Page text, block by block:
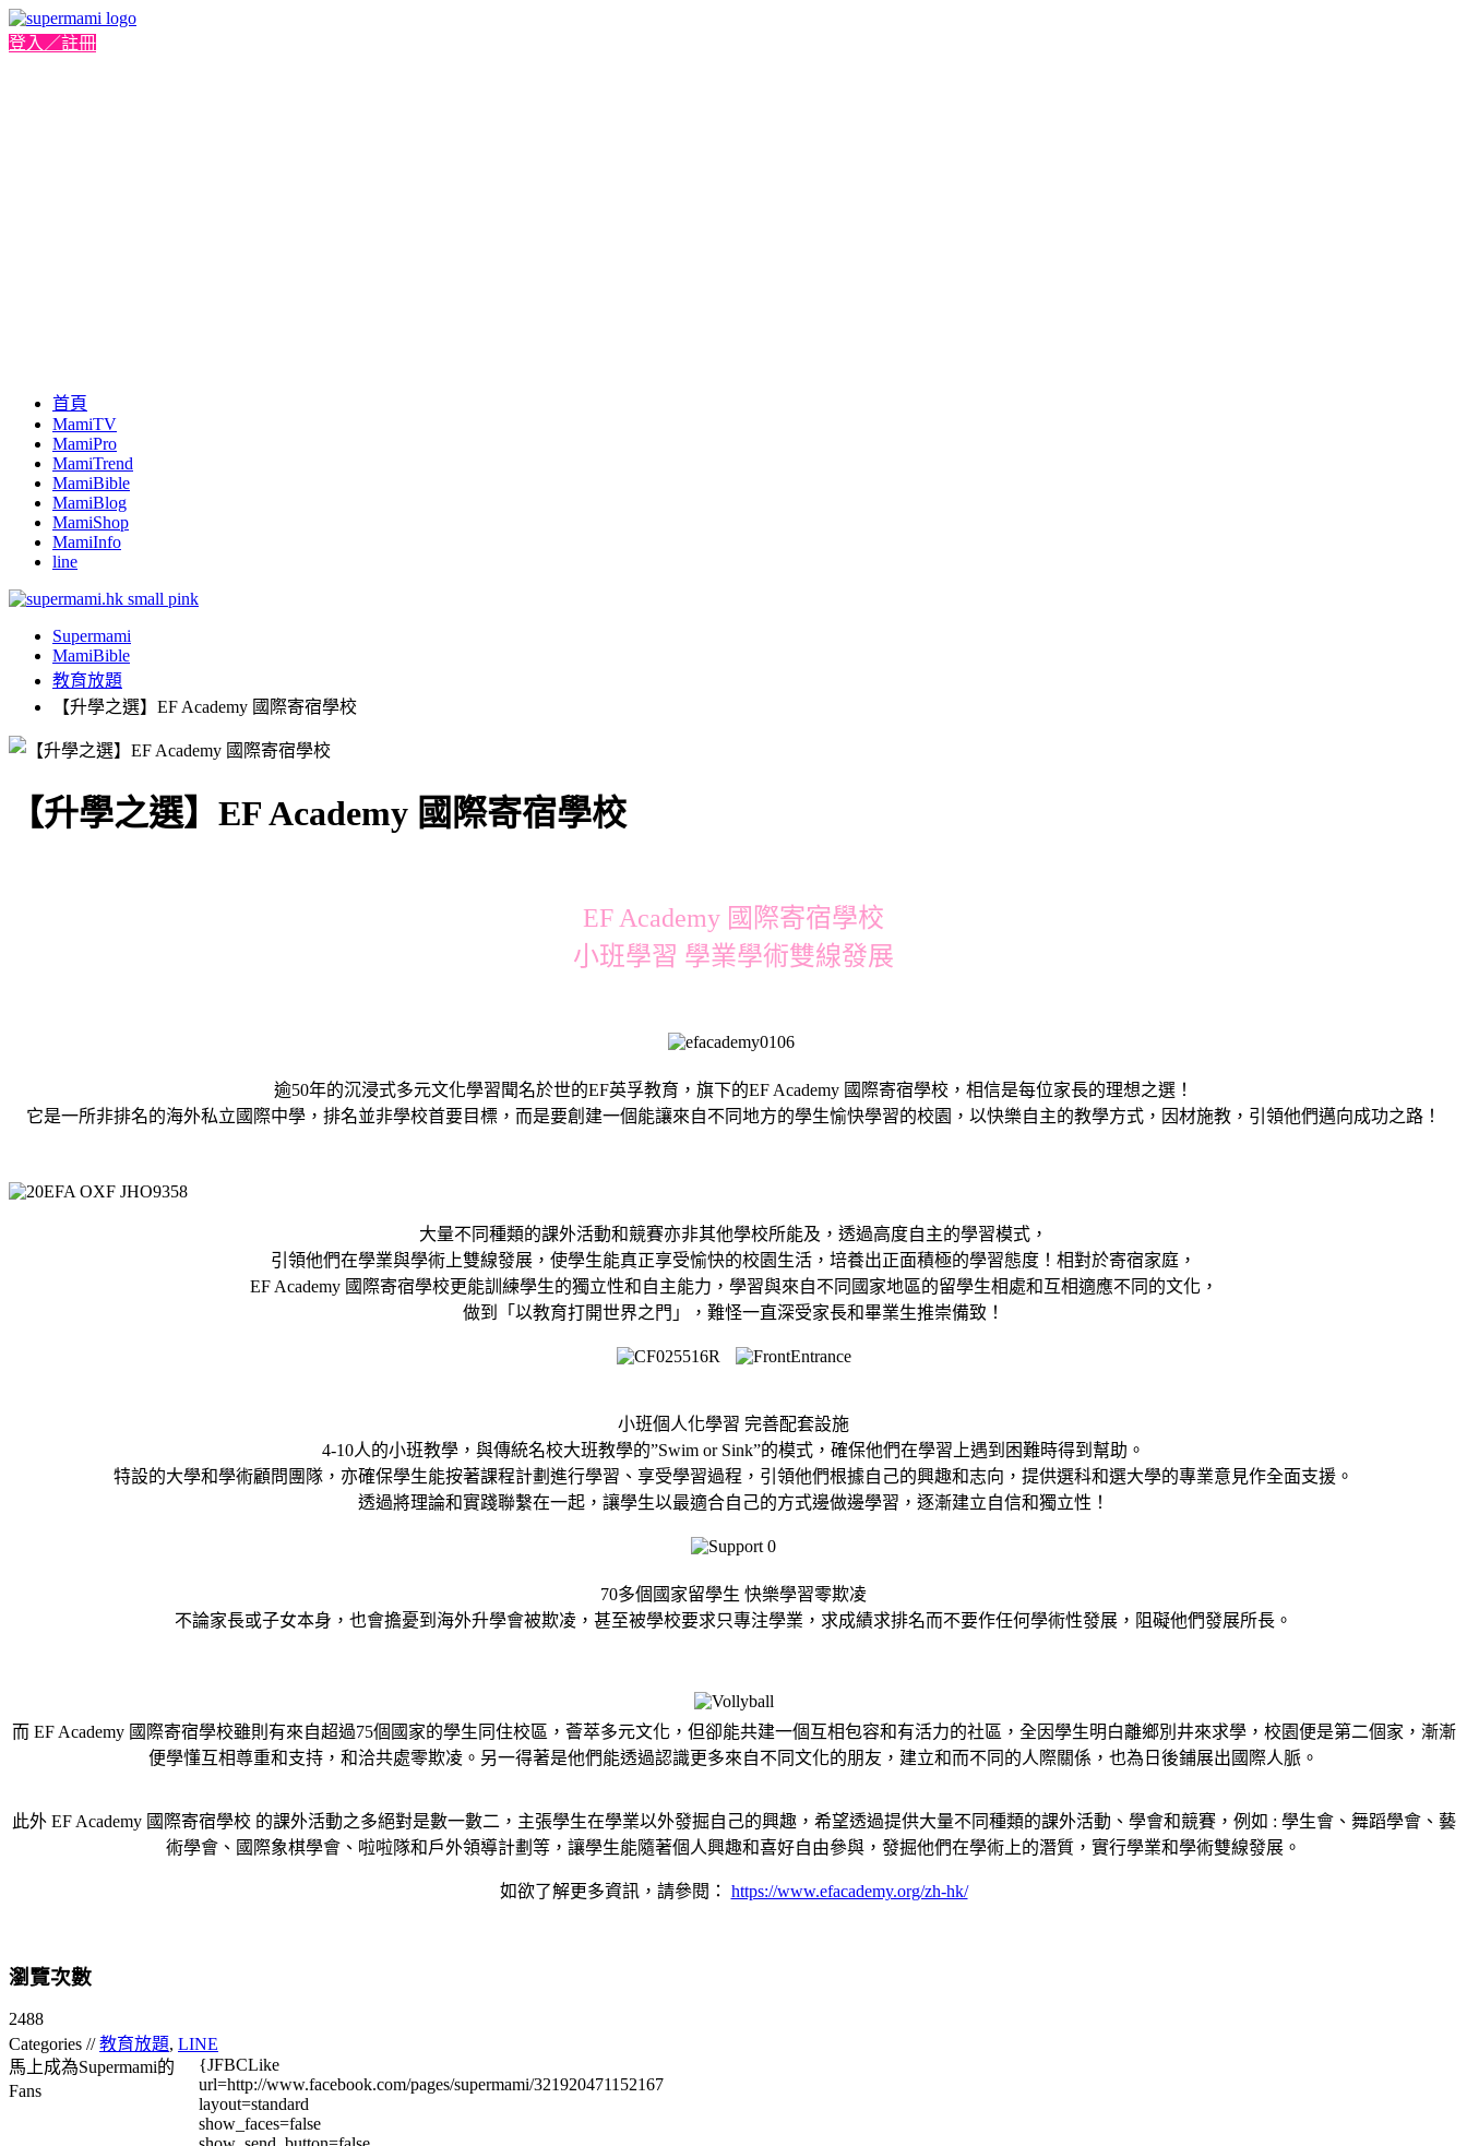
登入／註冊
首頁
MamiTV
MamiPro
MamiTrend
MamiBible
MamiBlog
MamiShop
MamiInfo
line
Supermami
MamiBible
教育放題
【升學之選】EF Academy 國際寄宿學校
【升學之選】EF Academy 國際寄宿學校
EF Academy 國際寄宿學校
小班學習 學業學術雙線發展
逾50年的沉浸式多元文化學習聞名於世的EF英孚教育，旗下的EF Academy 國際寄宿學校，相信是每位家長的理想之選！
它是一所非排名的海外私立國際中學，排名並非學校首要目標，而是要創建一個能讓來自不同地方的學生愉快學習的校園，以快樂自主的教學方式，因材施教，引領他們邁向成功之路！
大量不同種類的課外活動和競賽亦非其他學校所能及，透過高度自主的學習模式，
引領他們在學業與學術上雙線發展，使學生能真正享受愉快的校園生活，培養出正面積極的學習態度！相對於寄宿家庭，
EF Academy 國際寄宿學校更能訓練學生的獨立性和自主能力，學習與來自不同國家地區的留學生相處和互相適應不同的文化，
做到「以教育打開世界之門」，難怪一直深受家長和畢業生推崇備致！
小班個人化學習 完善配套設施
4-10人的小班教學，與傳統名校大班教學的”Swim or Sink”的模式，確保他們在學習上遇到困難時得到幫助。
特設的大學和學術顧問團隊，亦確保學生能按著課程計劃進行學習、享受學習過程，引領他們根據自己的興趣和志向，提供選科和選大學的專業意見作全面支援。
透過將理論和實踐聯繫在一起，讓學生以最適合自己的方式邊做邊學習，逐漸建立自信和獨立性！
70多個國家留學生 快樂學習零欺凌
不論家長或子女本身，也會擔憂到海外升學會被欺凌，甚至被學校要求只專注學業，求成績求排名而不要作任何學術性發展，阻礙他們發展所長。
而 EF Academy 國際寄宿學校雖則有來自超過75個國家的學生同住校區，薈萃多元文化，但卻能共建一個互相包容和有活力的社區，全因學生明白離鄉別井來求學，校園便是第二個家，漸漸
便學懂互相尊重和支持，和洽共處零欺凌。另一得著是他們能透過認識更多來自不同文化的朋友，建立和而不同的人際關係，也為日後鋪展出國際人脈。
此外 EF Academy 國際寄宿學校 的課外活動之多絕對是數一數二，主張學生在學業以外發掘自己的興趣，希望透過提供大量不同種類的課外活動、學會和競賽，例如 : 學生會、舞蹈學會、藝
術學會、國際象棋學會、啦啦隊和戶外領導計劃等，讓學生能隨著個人興趣和喜好自由參與，發掘他們在學術上的潛質，實行學業和學術雙線發展。
如欲了解更多資訊，請參閱： https://www.efacademy.org/zh-hk/
瀏覽次數
2488
Categories //教育放題, LINE
馬上成為Supermami的
Fans
{JFBCLike
url=http://www.facebook.com/pages/supermami/321920471152167
layout=standard
show_faces=false